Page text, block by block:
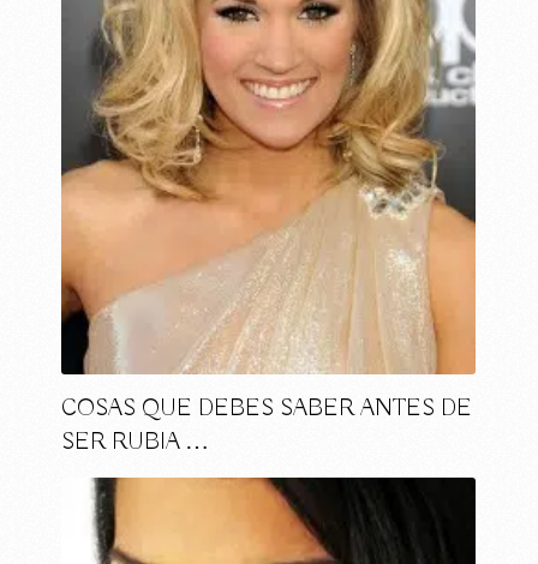
COSAS QUE DEBES SABER ANTES DE
SER RUBIA …